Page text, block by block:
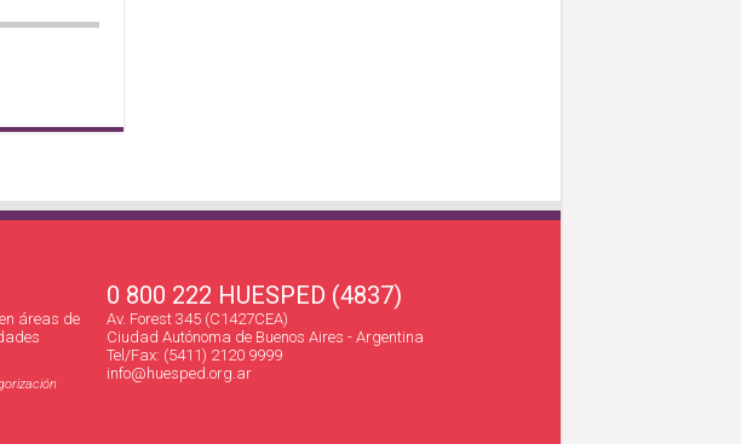
áreas de
0 800 222 HUESPED (4837)
Av. Forest 345 (C1427CEA)
Ciudad Autónoma de Buenos Aires - Argentina
Tel/Fax: (5411) 2120 9999
info@huesped.org.ar